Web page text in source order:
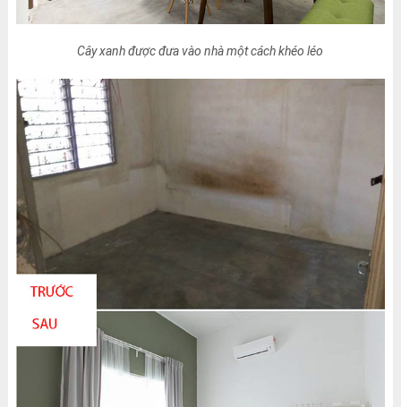
Cây xanh được đưa vào nhà một cách khéo léo